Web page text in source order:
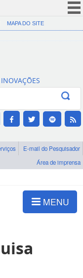
(COVID-19)
Canais
MAPA DO SITE
E-mail do Pesquisador
Área de imprensa
MENU